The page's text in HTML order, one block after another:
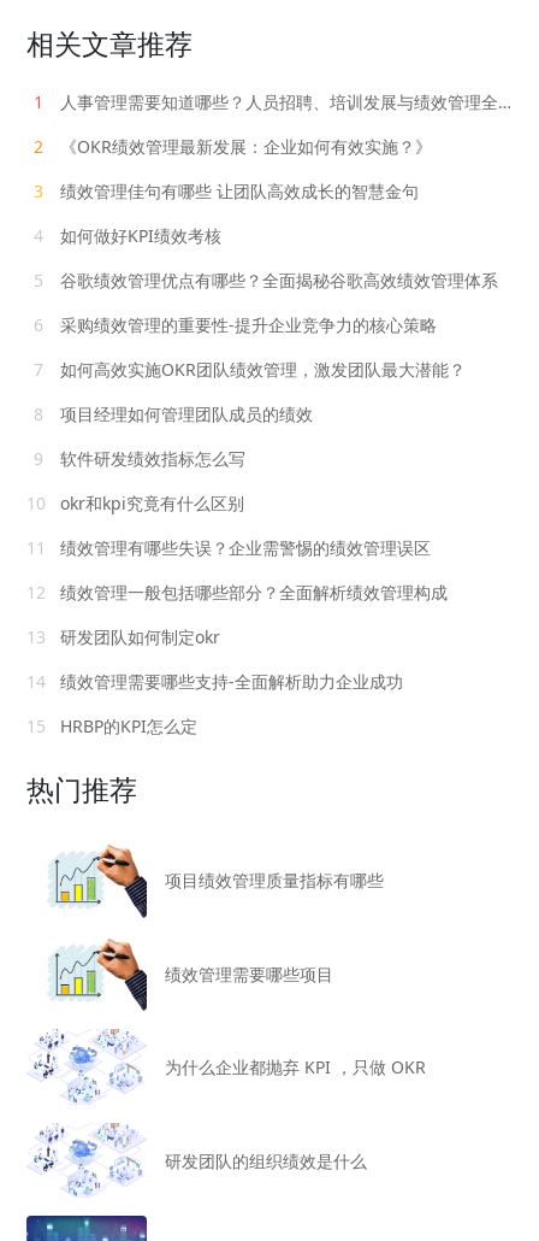
相关文章推荐
1
人事管理需要知道哪些？人员招聘、培训发展与绩效管理全解析
2
《OKR绩效管理最新发展：企业如何有效实施？》
3
绩效管理佳句有哪些 让团队高效成长的智慧金句
4
如何做好KPI绩效考核
5
谷歌绩效管理优点有哪些？全面揭秘谷歌高效绩效管理体系
6
采购绩效管理的重要性-提升企业竞争力的核心策略
7
如何高效实施OKR团队绩效管理，激发团队最大潜能？
8
项目经理如何管理团队成员的绩效
9
软件研发绩效指标怎么写
10
okr和kpi究竟有什么区别
11
绩效管理有哪些失误？企业需警惕的绩效管理误区
12
绩效管理一般包括哪些部分？全面解析绩效管理构成
13
研发团队如何制定okr
14
绩效管理需要哪些支持-全面解析助力企业成功
15
HRBP的KPI怎么定
热门推荐
项目绩效管理质量指标有哪些
绩效管理需要哪些项目
为什么企业都抛弃 KPI ，只做 OKR
研发团队的组织绩效是什么